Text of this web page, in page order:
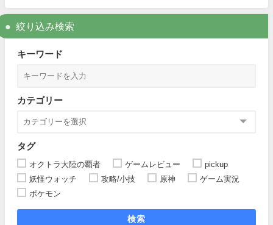
絞り込み検索
キーワード
カテゴリー
タグ
オクトラ大陸の覇者 ゲームレビュー
pickup
妖怪ウォッチ
攻略/小技 原神
ゲーム実況
ポケモン
検索